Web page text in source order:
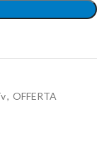
, OFFERTA